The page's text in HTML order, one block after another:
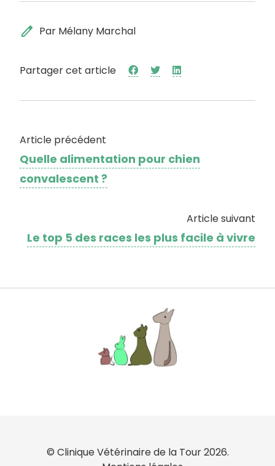
edit Par Mélany Marchal
Partager cet article
Article précédent
Quelle alimentation pour chien
convalescent ?
Article suivant
Le top 5 des races les plus facile à vivre
© Clinique Vétérinaire de la Tour 2026.